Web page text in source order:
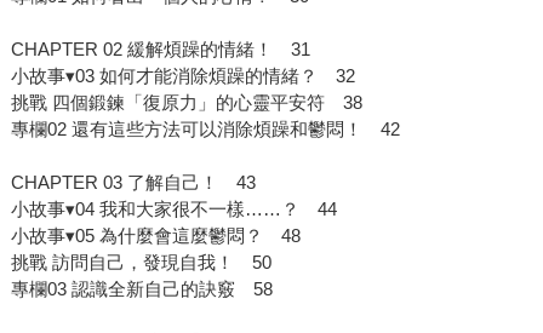
CHAPTER 02 緩解煩躁的情緒！ 31
小故事▾03 如何才能消除煩躁的情緒？ 32
挑戰 四個鍛鍊「復原力」的心靈平安符 38
專欄02 還有這些方法可以消除煩躁和鬱悶！ 42
CHAPTER 03 了解自己！ 43
小故事▾04 我和大家很不一樣……？ 44
小故事▾05 為什麼會這麼鬱悶？ 48
挑戰 訪問自己，發現自我！ 50
專欄03 認識全新自己的訣竅 58